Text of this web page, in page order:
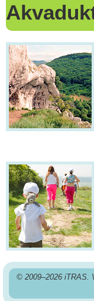
© 2009–2026 iTRAS.